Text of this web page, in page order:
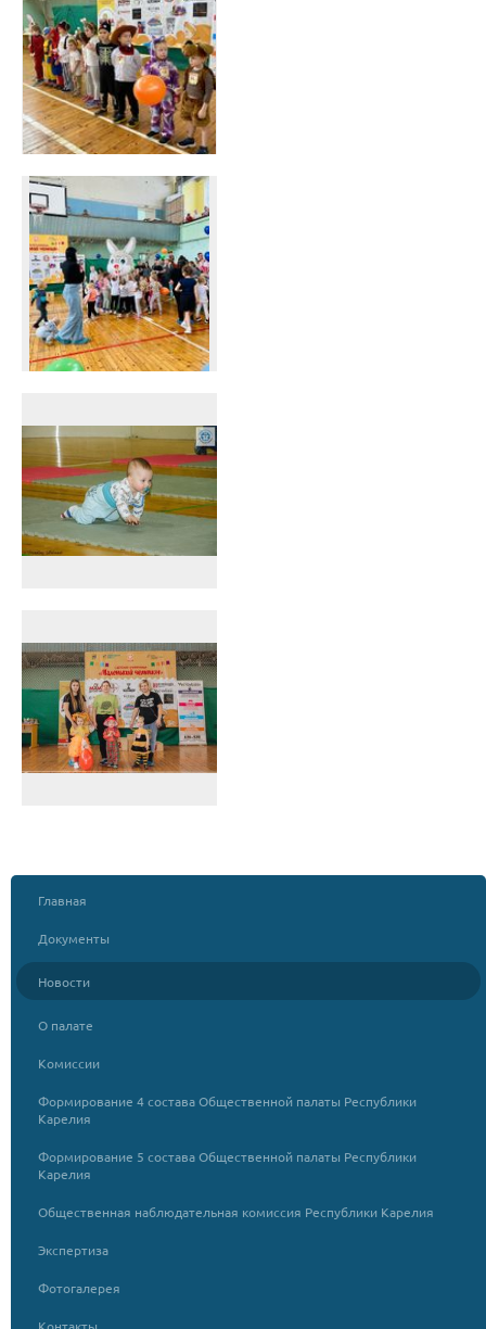
Главная
Документы
Новости
О палате
Комиссии
Формирование 4 состава Общественной палаты Республики
Карелия
Формирование 5 состава Общественной палаты Республики
Карелия
Общественная наблюдательная комиссия Республики Карелия
Экспертиза
Фотогалерея